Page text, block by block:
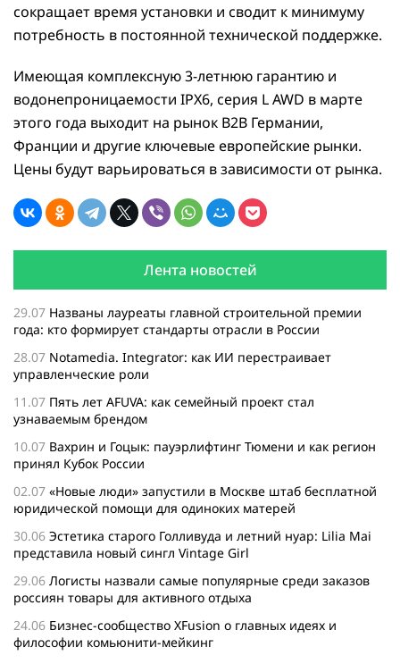
сокращает время установки и сводит к минимуму
потребность в постоянной технической поддержке.
Имеющая комплексную 3-летнюю гарантию и
водонепроницаемости IPX6, серия L AWD в марте
этого года выходит на рынок B2B Германии,
Франции и другие ключевые европейские рынки.
Цены будут варьироваться в зависимости от рынка.
Лента новостей
29.07 Названы лауреаты главной строительной премии
года: кто формирует стандарты отрасли в России
28.07 Notamedia. Integrator: как ИИ перестраивает
управленческие роли
11.07 Пять лет AFUVA: как семейный проект стал
узнаваемым брендом
10.07 Вахрин и Гоцык: пауэрлифтинг Тюмени и как регион
принял Кубок России
02.07 «Новые люди» запустили в Москве штаб бесплатной
юридической помощи для одиноких матерей
30.06 Эстетика старого Голливуда и летний нуар: Lilia Mai
представила новый сингл Vintage Girl
29.06 Логисты назвали самые популярные среди заказов
россиян товары для активного отдыха
24.06 Бизнес-сообщество XFusion о главных идеях и
философии комьюнити-мейкинг